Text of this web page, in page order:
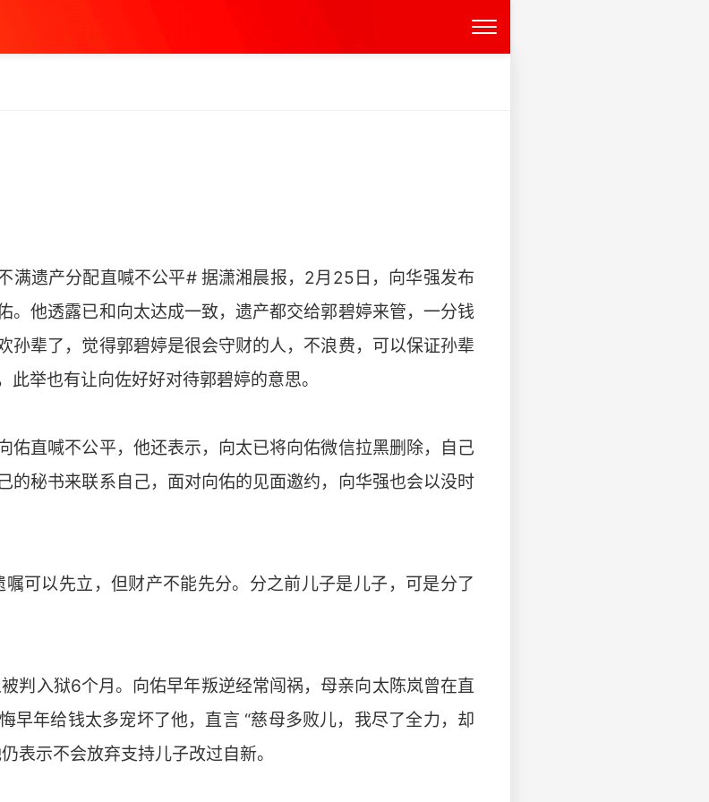
满遗产分配直喊不公平# 据潇湘晨报，2月25日，向华强发布
。他透露已和向太达成一致，遗产都交给郭碧婷来管，一分钱
孙辈了，觉得郭碧婷是很会守财的人，不浪费，可以保证孙辈
举也有让向佐好好对待郭碧婷的意思。
佑直喊不公平，他还表示，向太已将向佑微信拉黑删除，自己
的秘书来联系自己，面对向佑的见面邀约，向华强也会以没时
可以先立，但财产不能先分。分之前儿子是儿子，可是分了
判入狱6个月。向佑早年叛逆经常闯祸，母亲向太陈岚曾在直
早年给钱太多宠坏了他，直言 “慈母多败儿，我尽了全力，却
表示不会放弃支持儿子改过自新。